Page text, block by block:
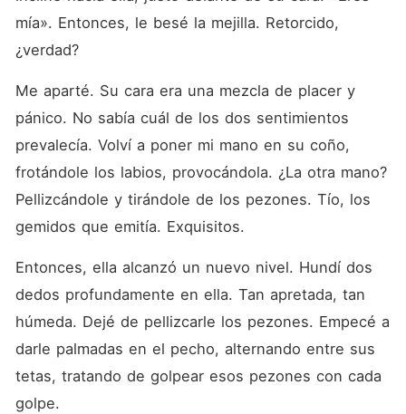
mía». Entonces, le besé la mejilla. Retorcido,
¿verdad?
Me aparté. Su cara era una mezcla de placer y
pánico. No sabía cuál de los dos sentimientos
prevalecía. Volví a poner mi mano en su coño,
frotándole los labios, provocándola. ¿La otra mano?
Pellizcándole y tirándole de los pezones. Tío, los
gemidos que emitía. Exquisitos.
Entonces, ella alcanzó un nuevo nivel. Hundí dos
dedos profundamente en ella. Tan apretada, tan
húmeda. Dejé de pellizcarle los pezones. Empecé a
darle palmadas en el pecho, alternando entre sus
tetas, tratando de golpear esos pezones con cada
golpe.